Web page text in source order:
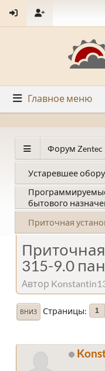
Главное меню
Форум Zentec
Устаревшее
бытового
Приточная
Приточная
315-9.0
Автор
ВНИЗ Страницы 1